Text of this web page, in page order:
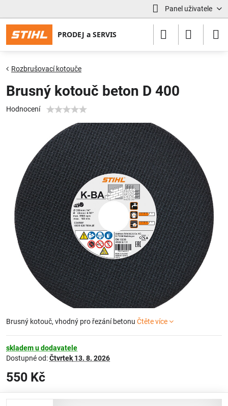
Panel uživatele
Rozbrušovací kotouče
Brusný kotouč beton D 400
Hodnocení
Brusný kotouč, vhodný pro řezání betonu Čtěte více
skladem u dodavatele
Dostupné od:Čtvrtek 13. 8. 2026
550 Kč